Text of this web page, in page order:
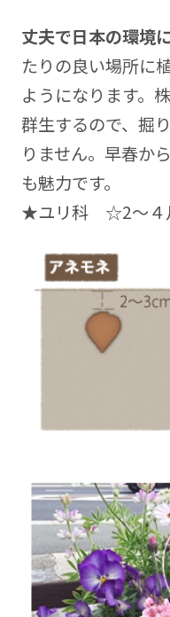
丈夫で日本の環境
たりの良い場所に
ようになります。
群生するので、掘
りません。早春か
も魅力です。
★ユリ科 ☆2～